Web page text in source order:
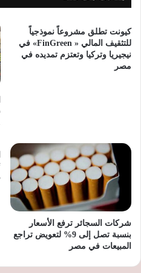
كيونت تطلق مشروعاً نموذجياً
للتثقيف المالي « FinGreen» في
نيجيريا وتركيا وتعتزم تمديده في
مصر
شركات السجائر ترفع الأسعار
بنسبة تصل إلى 9% لتعويض تراجع
المبيعات في مصر